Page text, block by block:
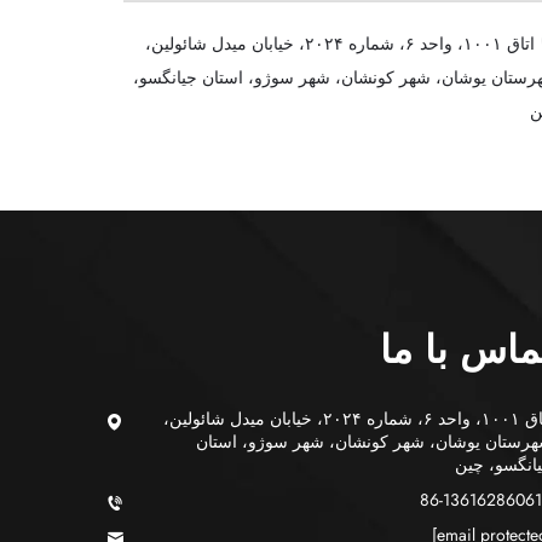
اتاق ۱۰۰۱، واحد ۶، شماره ۲۰۲۴، خیابان میدل شائولین،
یوشان، شهر کونشان، شهر سوژو، استان جیانگسو،
با ما
اتاق ۱۰۰۱، واحد ۶، شماره ۲۰۲۴، خیابان میدل شائولین،
یوشان، شهر کونشان، شهر سوژو، استان
چین